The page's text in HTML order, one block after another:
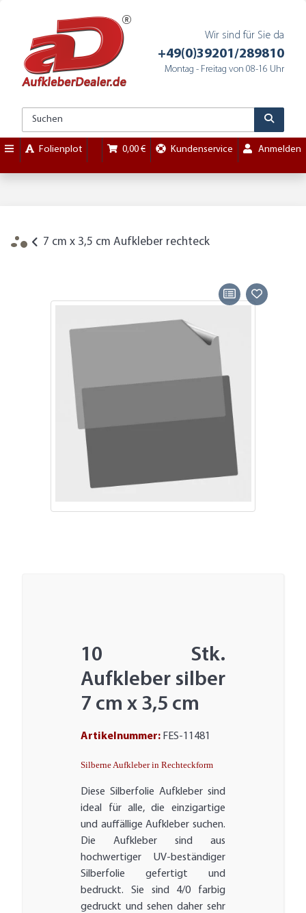
Wir sind für Sie da
+49(0)39201/289810
Montag - Freitag von 08-16 Uhr
Folienplot 0,00 € Kundenservice Anmelden
7 cm x 3,5 cm Aufkleber rechteck
10 Stk.
Aufkleber silber
7 cm x 3,5 cm
Artikelnummer: FES-11481
Silberne Aufkleber in Rechteckform
Diese Silberfolie Aufkleber sind
ideal für alle, die einzigartige
und auffällige Aufkleber suchen.
Die Aufkleber sind aus
hochwertiger UV-beständiger
Silberfolie gefertigt und
bedruckt. Sie sind 4/0 farbig
gedruckt und sehen daher sehr